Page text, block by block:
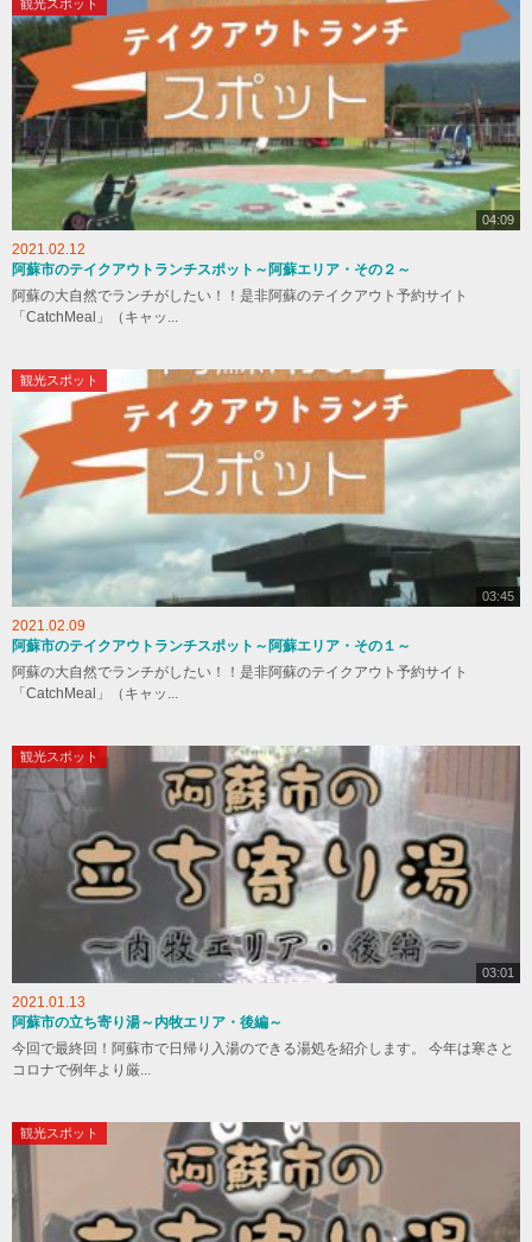
観光スポット
04:09
2021.02.12
阿蘇市のテイクアウトランチスポット～阿蘇エリア・その２～
阿蘇の大自然でランチがしたい！！是非阿蘇のテイクアウト予約サイト
「CatchMeal」（キャッ...
観光スポット
03:45
2021.02.09
阿蘇市のテイクアウトランチスポット～阿蘇エリア・その１～
阿蘇の大自然でランチがしたい！！是非阿蘇のテイクアウト予約サイト
「CatchMeal」（キャッ...
観光スポット
03:01
2021.01.13
阿蘇市の立ち寄り湯～内牧エリア・後編～
今回で最終回！阿蘇市で日帰り入湯のできる湯処を紹介します。 今年は寒さと
コロナで例年より厳...
観光スポット